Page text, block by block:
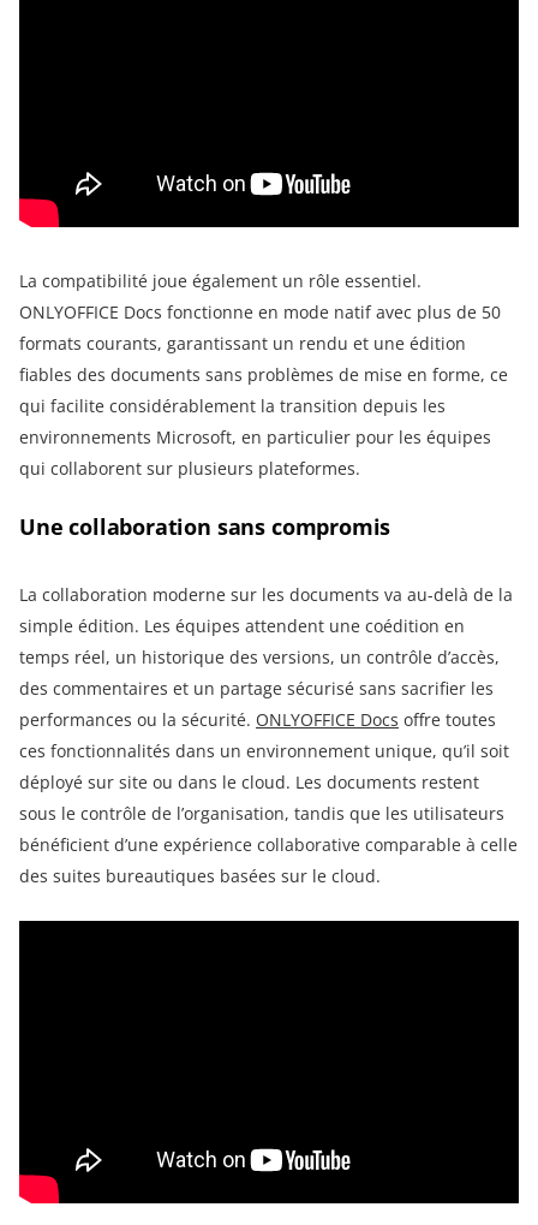
La compatibilité joue également un rôle essentiel.
ONLYOFFICE Docs fonctionne en mode natif avec plus de 50
formats courants, garantissant un rendu et une édition
fiables des documents sans problèmes de mise en forme, ce
qui facilite considérablement la transition depuis les
environnements Microsoft, en particulier pour les équipes
qui collaborent sur plusieurs plateformes.
Une collaboration sans compromis
La collaboration moderne sur les documents va au-delà de la
simple édition. Les équipes attendent une coédition en
temps réel, un historique des versions, un contrôle d’accès,
des commentaires et un partage sécurisé sans sacrifier les
performances ou la sécurité. ONLYOFFICE Docs offre toutes
ces fonctionnalités dans un environnement unique, qu’il soit
déployé sur site ou dans le cloud. Les documents restent
sous le contrôle de l’organisation, tandis que les utilisateurs
bénéficient d’une expérience collaborative comparable à celle
des suites bureautiques basées sur le cloud.